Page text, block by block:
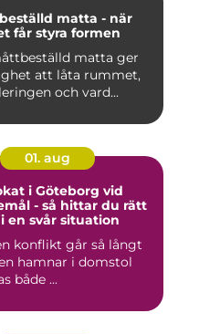
matta - när
får styra formen
matta ger
att låta rummet,
och vard...
01. aug
i Göteborg vid
- så hittar du rätt
en svår situation
konflikt går så långt
hamnar i domstol
både ...